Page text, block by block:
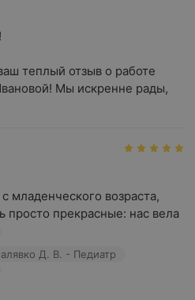
теплый отзыв о работе
Мы искренне рады,
младенческого возраста,
просто прекрасные: нас вела
Д. В. - Педиатр